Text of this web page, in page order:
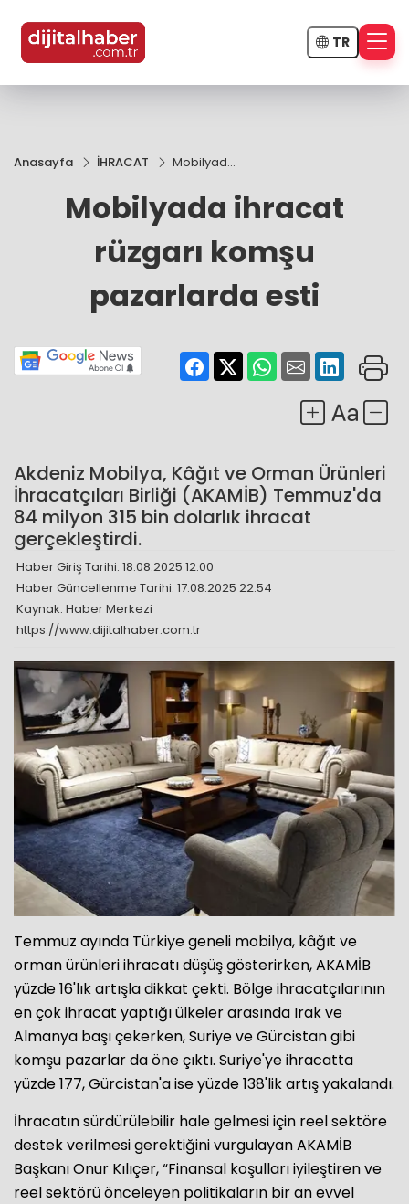
TR
Anasayfa İHRACAT
Mobilyada
rüzgarı
komşu
esti
Mobilyada ihracat
rüzgarı komşu
pazarlarda esti
Akdeniz Mobilya, Kâğıt ve Orman Ürünleri
İhracatçıları Birliği (AKAMİB) Temmuz'da
84 milyon 315 bin dolarlık ihracat
gerçekleştirdi.
Haber Giriş Tarihi: 18.08.2025 12:00
Haber Güncellenme Tarihi: 17.08.2025 22:54
Kaynak: Haber Merkezi
https://www.dijitalhaber.com.tr
Temmuz ayında Türkiye geneli mobilya, kâğıt ve
orman ürünleri ihracatı düşüş gösterirken, AKAMİB
yüzde 16'lık artışla dikkat çekti. Bölge ihracatçılarının
en çok ihracat yaptığı ülkeler arasında Irak ve
Almanya başı çekerken, Suriye ve Gürcistan gibi
komşu pazarlar da öne çıktı. Suriye'ye ihracatta
yüzde 177, Gürcistan'a ise yüzde 138'lik artış yakalandı.
İhracatın sürdürülebilir hale gelmesi için reel sektöre
destek verilmesi gerektiğini vurgulayan AKAMİB
Başkanı Onur Kılıçer, “Finansal koşulları iyileştiren ve
reel sektörü önceleyen politikaların bir an evvel